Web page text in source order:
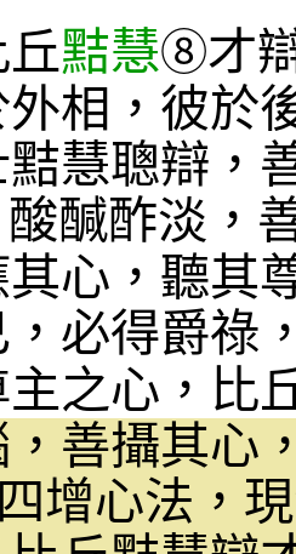
丘黠慧⑧才
相，彼於
慧聰辯，
酸醎酢淡，
心，聽其
必得爵祿
之心，比
，善攝其心
增心法，